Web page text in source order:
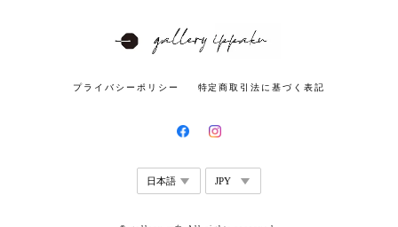
プライバシーポリシー 特定商取引法に基づく表記